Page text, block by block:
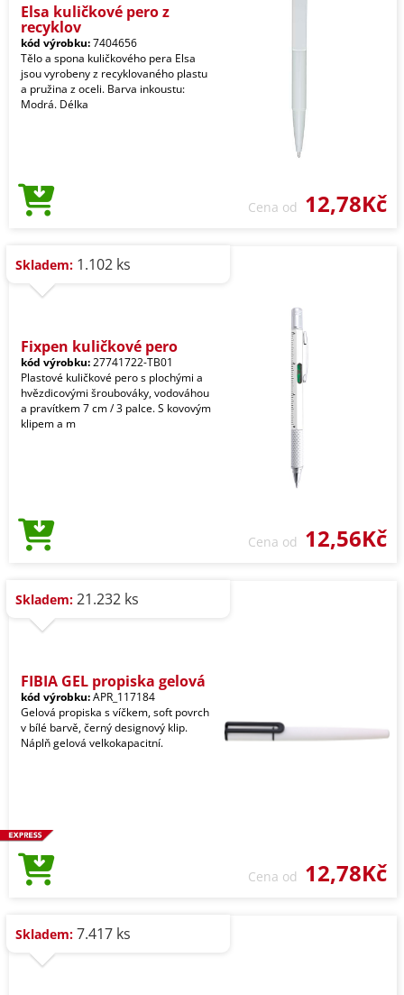
Elsa kuličkové pero z
recyklov
kód výrobku:7404656
Tělo a spona kuličkového pera Elsa
jsou vyrobeny z recyklovaného plastu
a pružina z oceli. Barva inkoustu:
Modrá. Délka
Cena od 12,78Kč
Skladem: 1.102 ks
Fixpen kuličkové pero
kód výrobku:27741722-TB01
Plastové kuličkové pero s plochými a
hvězdicovými šroubováky, vodováhou
a pravítkem 7 cm / 3 palce. S kovovým
klipem a m
Cena od 12,56Kč
Skladem: 21.232 ks
FIBIA GEL propiska gelová
kód výrobku:APR_117184
Gelová propiska s víčkem, soft povrch
v bílé barvě, černý designový klip.
Náplň gelová velkokapacitní.
Cena od 12,78Kč
Skladem: 7.417 ks